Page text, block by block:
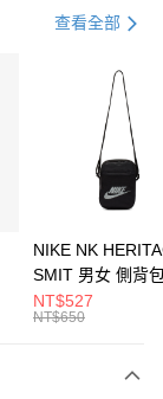
21家銀行
查看全部
NIKE NK
SMIT 男女 側背
BA5871010
NT$527
NT$650